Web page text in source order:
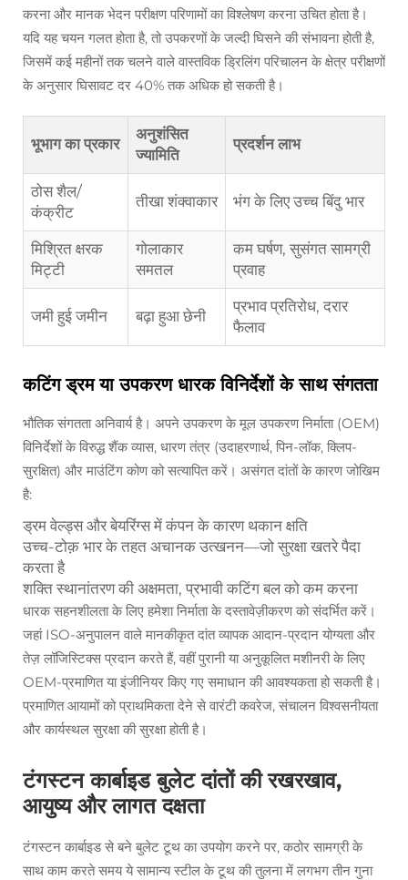
करना और मानक भेदन परीक्षण परिणामों का विश्लेषण करना उचित होता है।
यदि यह चयन गलत होता है, तो उपकरणों के जल्दी घिसने की संभावना होती है,
जिसमें कई महीनों तक चलने वाले वास्तविक ड्रिलिंग परिचालन के क्षेत्र परीक्षणों
के अनुसार घिसावट दर 40% तक अधिक हो सकती है।
भूभाग का प्रकार
अनुशंसित
ज्यामिति
प्रदर्शन लाभ
ठोस शैल/
कंक्रीट
तीखा शंक्वाकार भंग के लिए उच्च बिंदु भार
मिश्रित क्षरक
मिट्टी
गोलाकार
समतल
कम घर्षण, सुसंगत सामग्री
प्रवाह
जमी हुई जमीन बढ़ा हुआ छेनी
प्रभाव प्रतिरोध, दरार
फैलाव
कटिंग ड्रम या उपकरण धारक विनिर्देशों के साथ संगतता
भौतिक संगतता अनिवार्य है। अपने उपकरण के मूल उपकरण निर्माता (OEM)
विनिर्देशों के विरुद्ध शैंक व्यास, धारण तंत्र (उदाहरणार्थ, पिन-लॉक, क्लिप-
सुरक्षित) और माउंटिंग कोण को सत्यापित करें। असंगत दांतों के कारण जोखिम
है:
ड्रम वेल्ड्स और बेयरिंग्स में कंपन के कारण थकान क्षति
उच्च-टोक़ भार के तहत अचानक उत्खनन—जो सुरक्षा खतरे पैदा
करता है
शक्ति स्थानांतरण की अक्षमता, प्रभावी कटिंग बल को कम करना
धारक सहनशीलता के लिए हमेशा निर्माता के दस्तावेज़ीकरण को संदर्भित करें।
जहां ISO-अनुपालन वाले मानकीकृत दांत व्यापक आदान-प्रदान योग्यता और
तेज़ लॉजिस्टिक्स प्रदान करते हैं, वहीं पुरानी या अनुकूलित मशीनरी के लिए
OEM-प्रमाणित या इंजीनियर किए गए समाधान की आवश्यकता हो सकती है।
प्रमाणित आयामों को प्राथमिकता देने से वारंटी कवरेज, संचालन विश्वसनीयता
और कार्यस्थल सुरक्षा की सुरक्षा होती है।
टंगस्टन कार्बाइड बुलेट दांतों की रखरखाव,
आयुष्य और लागत दक्षता
टंगस्टन कार्बाइड से बने बुलेट टूथ का उपयोग करने पर, कठोर सामग्री के
साथ काम करते समय ये सामान्य स्टील के टूथ की तुलना में लगभग तीन गुना